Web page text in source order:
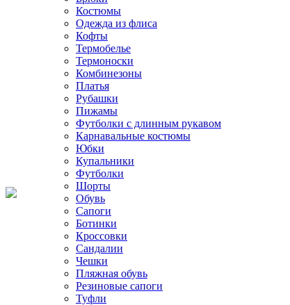
Костюмы
Одежда из флиса
Кофты
Термобелье
Термоноски
Комбинезоны
Платья
Рубашки
Пижамы
Футболки с длинным рукавом
Карнавальные костюмы
Юбки
Купальники
Футболки
Шорты
Обувь
Сапоги
Ботинки
Кроссовки
Сандалии
Чешки
Пляжная обувь
Резиновые сапоги
Туфли